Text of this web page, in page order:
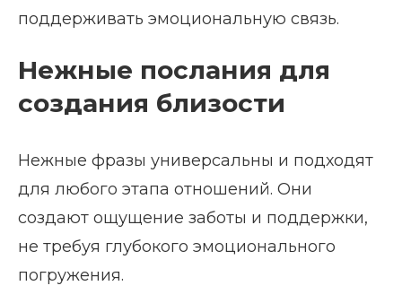
поддерживать эмоциональную связь.
Нежные послания для
создания близости
Нежные фразы универсальны и подходят
для любого этапа отношений. Они
создают ощущение заботы и поддержки,
не требуя глубокого эмоционального
погружения.